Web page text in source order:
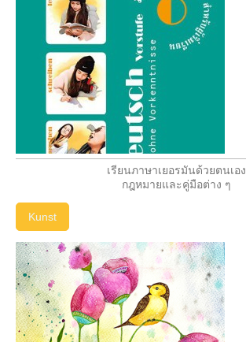
เรียนภาษาเยอรมันด้วยตนเอง
กฎหมายและคู่มือต่าง ๆ
Kunst